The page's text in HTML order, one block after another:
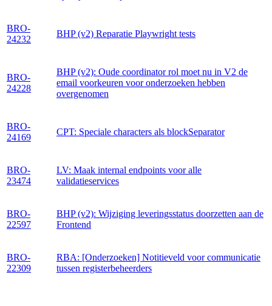
BRO-
24232
BHP (v2) Reparatie Playwright tests
BRO-
24228
BHP (v2): Oude coordinator rol moet nu in V2 de
email voorkeuren voor onderzoeken hebben
overgenomen
BRO-
24169
CPT: Speciale characters als blockSeparator
BRO-
23474
LV: Maak internal endpoints voor alle
validatieservices
BRO-
22597
BHP (v2): Wijziging leveringsstatus doorzetten aan de
Frontend
BRO-
22309
RBA: [Onderzoeken] Notitieveld voor communicatie
tussen registerbeheerders